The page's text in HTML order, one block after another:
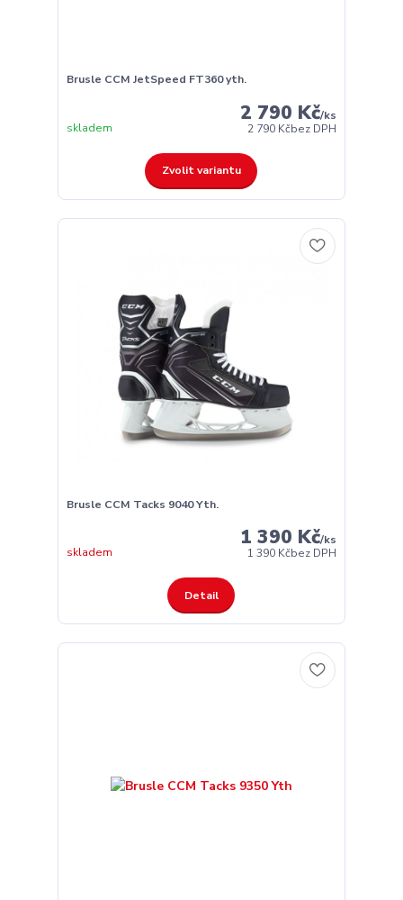
Brusle CCM JetSpeed FT360 yth.
2 790 Kč/ks
2 790 Kčbez DPH
skladem
Zvolit variantu
Brusle CCM Tacks 9040 Yth.
1 390 Kč/ks
1 390 Kčbez DPH
skladem
Detail